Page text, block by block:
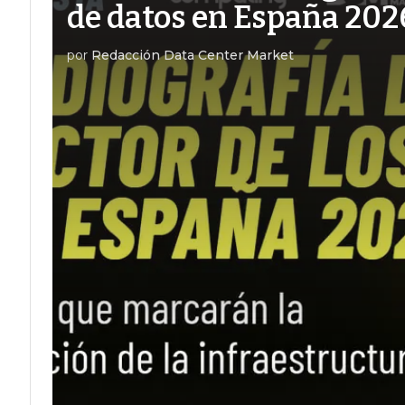
de datos en España
por Redacción Data Center Market